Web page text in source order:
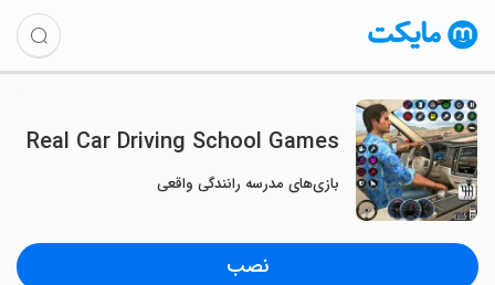
Real Car Driving School Games
بازی‌های مدرسه رانندگی واقعی
نصب